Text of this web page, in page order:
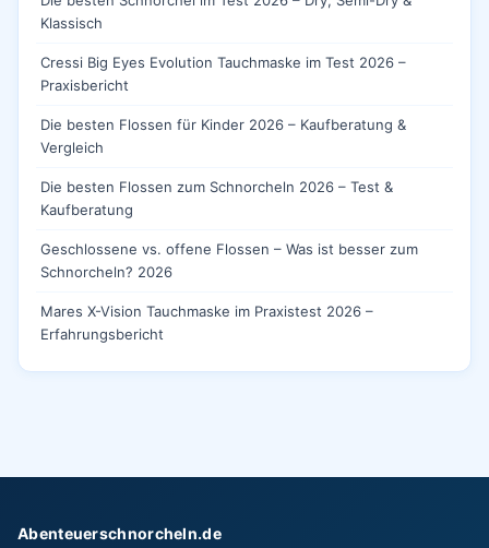
Klassisch
Cressi Big Eyes Evolution Tauchmaske im Test 2026 –
Praxisbericht
Die besten Flossen für Kinder 2026 – Kaufberatung &
Vergleich
Die besten Flossen zum Schnorcheln 2026 – Test &
Kaufberatung
Geschlossene vs. offene Flossen – Was ist besser zum
Schnorcheln? 2026
Mares X-Vision Tauchmaske im Praxistest 2026 –
Erfahrungsbericht
Abenteuerschnorcheln.de